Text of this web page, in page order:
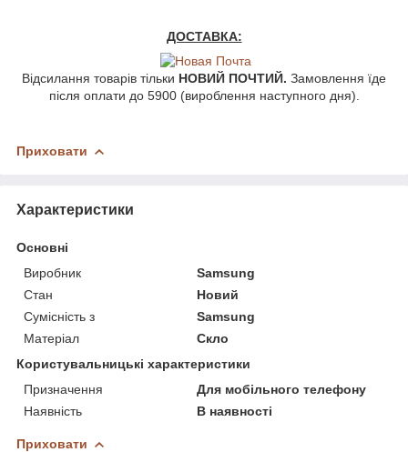
ДОСТАВКА:
Відсилання товарів тільки НОВИЙ ПОЧТИЙ. Замовлення їде
після оплати до 5900 (вироблення наступного дня).
Приховати
Характеристики
Основні
Виробник
Samsung
Стан
Новий
Сумісність з
Samsung
Матеріал
Скло
Користувальницькі характеристики
Призначення
Для мобільного телефону
Наявність
В наявності
Приховати